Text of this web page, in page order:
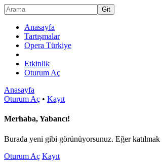
Anasayfa
Tartışmalar
Opera Türkiye
Etkinlik
Oturum Aç
Anasayfa
Oturum Aç • Kayıt
Merhaba, Yabancı!
Burada yeni gibi görünüyorsunuz. Eğer katılmak
Oturum Aç Kayıt